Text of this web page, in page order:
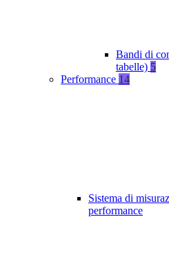
Bandi di
tabelle) 5
Performance 14
Sistema di
performance